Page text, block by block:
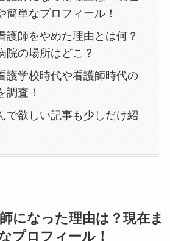
簡単なプロフィール！
護師をやめた理由とは何？
院の場所はどこ？
護学校時代や看護師時代の
調査！
で欲しい記事も少しだけ紹
になった理由は？現在ま
プロフィール！